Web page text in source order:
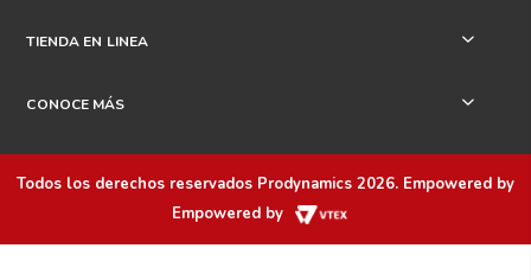
TIENDA EN LINEA +
CONOCE MÁS +
Todos los derechos reservados Prodynamics 2026. Empowered by
Empowered by